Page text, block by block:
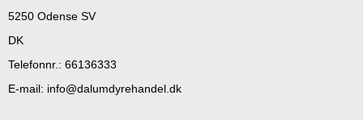
5250 Odense SV
DK
Telefonnr. : 66136333
E-mail: info@dalumdyrehandel.dk